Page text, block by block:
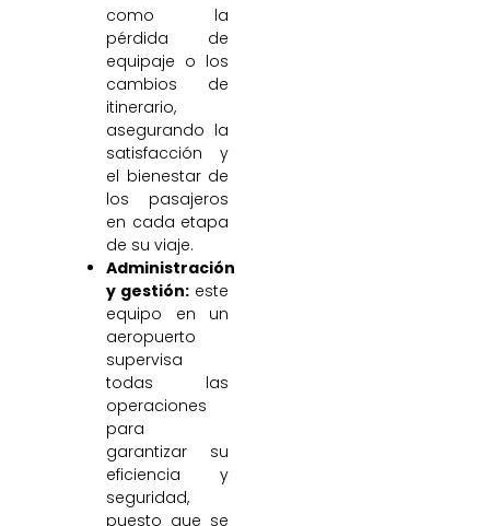
como la
pérdida de
equipaje o los
cambios de
itinerario,
asegurando la
satisfacción y
el bienestar de
los pasajeros
en cada etapa
de su viaje.
Administración
y gestión: este
equipo en un
aeropuerto
supervisa
todas las
operaciones
para
garantizar su
eficiencia y
seguridad,
puesto que se